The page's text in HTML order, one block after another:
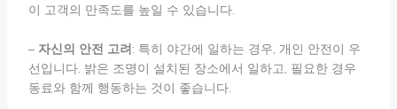
이 고객의 만족도를 높일 수 있습니다.
– 자신의 안전 고려: 특히 야간에 일하는 경우, 개인 안전이 우
선입니다. 밝은 조명이 설치된 장소에서 일하고, 필요한 경우
동료와 함께 행동하는 것이 좋습니다.